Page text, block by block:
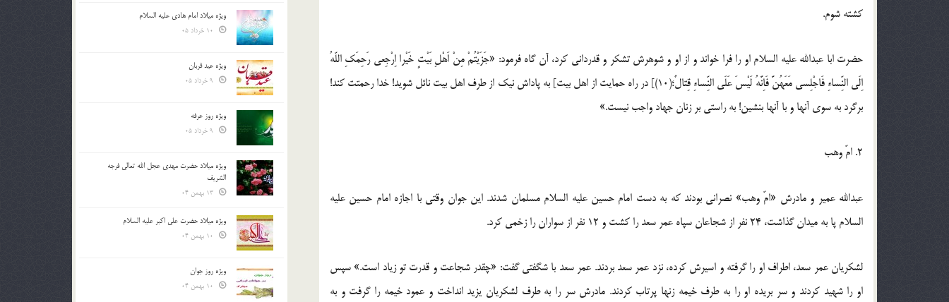
کشته شوم.
حضرت ابا عبدالله علیه السلام او را فرا خواند و از او و شوهرش تشکر و قدردانی کرد، آن گاه فرمود: «جَزَیْتُمْ مِنْ اَهْلِ بَیْتٍ خَیْرا اِرْجِعی رَحِمَکِ اللّهُ
اِلَی النِّساءِ فَاجْلِسی مَعَهُنَّ فَاِنَّهُ لَیْسَ عَلَی النِّساءِ قِتالٌ؛(10)] در راه حمایت از اهل بیت] به پاداش نیک از طرف اهل بیت نائل شوید! خدا رحمتت کند!
برگرد به سوی آنها و با آنها بنشین! به راستی بر زنان جهاد واجب نیست.»
2. امّ وهب
عبدالله عمیر و مادرش «امّ وهب» نصرانی بودند که به دست امام حسین علیه السلام مسلمان شدند. این جوان وقتی با اجازه امام حسین علیه
السلام پا به میدان گذاشت، 24 نفر از شجاعان سپاه عمر سعد را کشت و 12 نفر از سواران را زخمی کرد.
لشکریان عمر سعد، اطراف او را گرفته و اسیرش کرده، نزد عمر سعد بردند. عمر سعد با شگفتی گفت: «چقدر شجاعت و قدرت تو زیاد است.» سپس
او را شهید کردند و سر بریده او را به طرف خیمه زنها پرتاب کردند. مادرش سر را به طرف لشکریان یزید انداخت و عمود خیمه را گرفت و به
ویژه میلاد امام هادی علیه السلام
ویژه عید قربان
ویژه روز عرفه
ویژه میلاد حضرت مهدی عجل الله تعالی فرجه
الشريف
ویژه میلاد حضرت علی اکبر علیه السلام
ویژه روز جوان